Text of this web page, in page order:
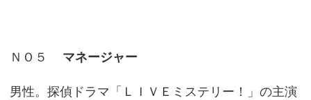
ＮＯ５ マネージャー
男性。探偵ドラマ「ＬＩＶＥミステリー！」の主演